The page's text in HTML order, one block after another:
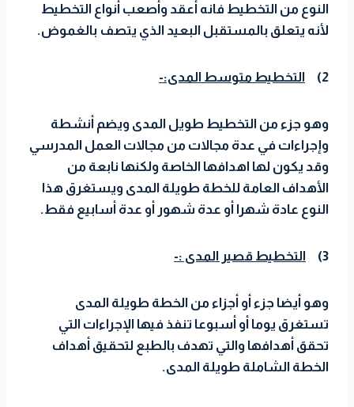
النوع من التخطيط فانه أعقد وأصعب أنواع التخطيط
لأنه يتعلق بالمستقبل البعيد الذي يتصف بالغموض.
2) التخطيط متوسط المدى:-
وهو جزء من التخطيط طويل المدى ويضم أنشطة
وإجراءات في عدة مجالات من مجالات العمل المدرسي
وقد يكون لها اهدافها الخاصة ولكنها نابعة من
الأهداف العامة للخطة طويلة المدى ويستغرق هذا
النوع عادة شهرا أو عدة شهور أو عدة أسابيع فقط.
3) التخطيط قصير المدى :-
وهو أيضا جزء أو أجزاء من الخطة طويلة المدى
تستغرق يوما أو أسبوعا تنفذ فيها الإجراءات التي
تحقق أهدافها والتي تهدف بالطبع لتحقيق أهداف
الخطة الشاملة طويلة المدى.